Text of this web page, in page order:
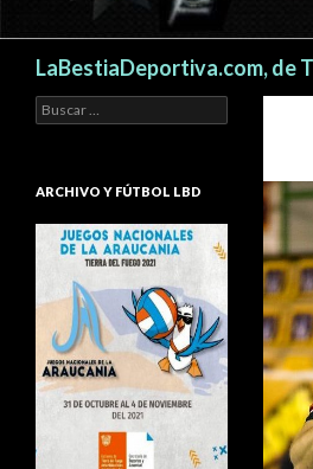
LaBestiaDeportiva.com, de
Buscar:
ARCHIVO Y FÚTBOL LBD